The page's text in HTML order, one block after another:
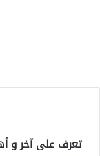
تعرف على آخر و